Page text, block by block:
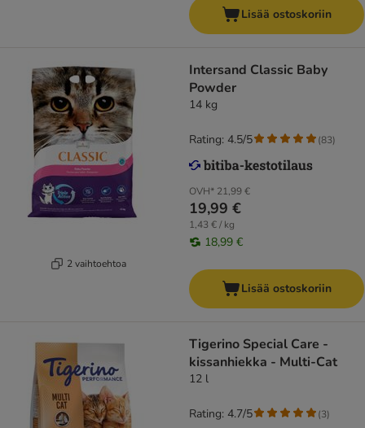
Lisää ostoskoriin
2 vaihtoehtoa
Intersand Classic Baby
Powder
14 kg
OVH* 21,99 €
19,99 €
1,43 € / kg
18,99 €
Rating: 4.5/5 (83)
Lisää ostoskoriin
Tigerino Special Care -
kissanhiekka - Multi-Cat
12 l
Rating: 4.7/5 (3)